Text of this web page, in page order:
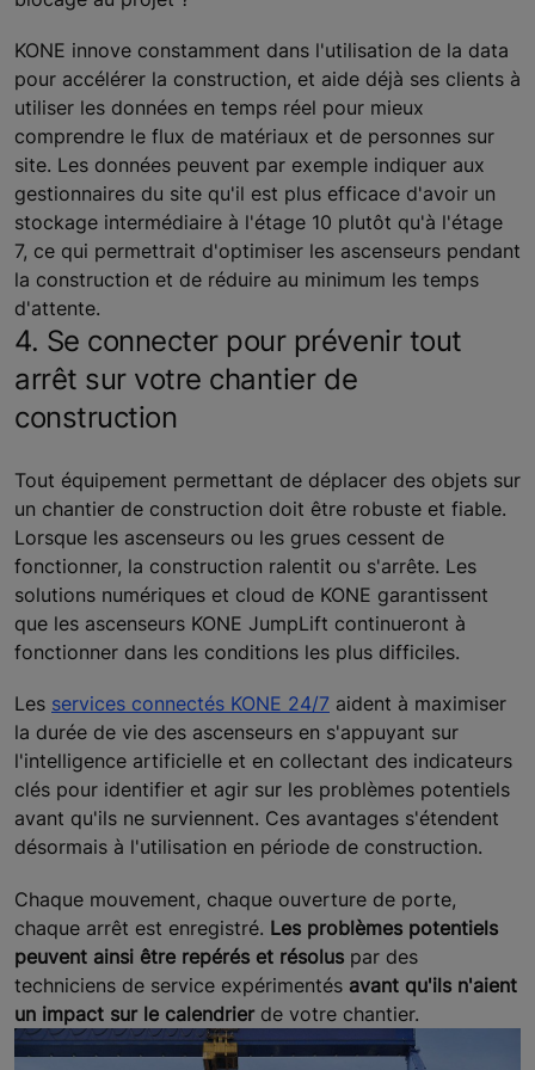
KONE innove constamment dans l'utilisation de la data
pour accélérer la construction, et aide déjà ses clients à
utiliser les données en temps réel pour mieux
comprendre le flux de matériaux et de personnes sur
site. Les données peuvent par exemple indiquer aux
gestionnaires du site qu'il est plus efficace d'avoir un
stockage intermédiaire à l'étage 10 plutôt qu'à l'étage
7, ce qui permettrait d'optimiser les ascenseurs pendant
la construction et de réduire au minimum les temps
d'attente.
4. Se connecter pour prévenir tout
arrêt sur votre chantier de
construction
Tout équipement permettant de déplacer des objets sur
un chantier de construction doit être robuste et fiable.
Lorsque les ascenseurs ou les grues cessent de
fonctionner, la construction ralentit ou s'arrête. Les
solutions numériques et cloud de KONE garantissent
que les ascenseurs KONE JumpLift continueront à
fonctionner dans les conditions les plus difficiles.
Les services connectés KONE 24/7 aident à maximiser
la durée de vie des ascenseurs en s'appuyant sur
l'intelligence artificielle et en collectant des indicateurs
clés pour identifier et agir sur les problèmes potentiels
avant qu'ils ne surviennent. Ces avantages s'étendent
désormais à l'utilisation en période de construction.
Chaque mouvement, chaque ouverture de porte,
chaque arrêt est enregistré. Les problèmes potentiels
peuvent ainsi être repérés et résolus par des
techniciens de service expérimentés avant qu'ils n'aient
un impact sur le calendrierde votre chantier.